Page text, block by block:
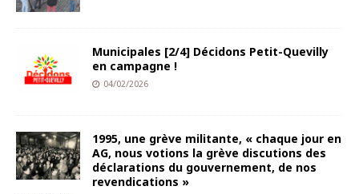
Municipales [2/4] Décidons Petit-Quevilly
en campagne !
04/02/2026
1995, une grève militante, « chaque jour en
AG, nous votions la grève discutions des
déclarations du gouvernement, de nos
revendications »